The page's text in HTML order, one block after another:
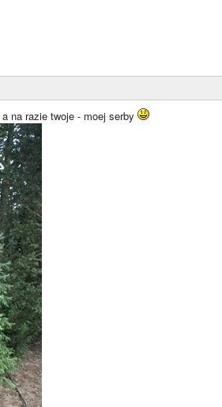
na razie twoje - moej serby